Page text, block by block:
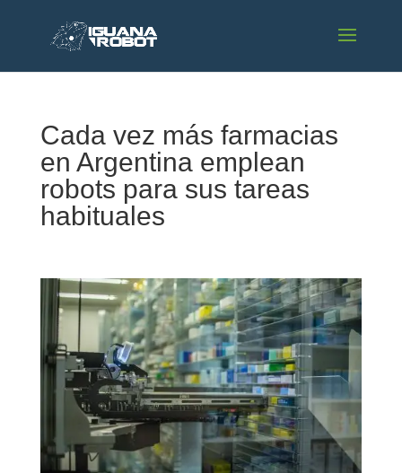
Cada vez más farmacias
en Argentina emplean
robots para sus tareas
habituales